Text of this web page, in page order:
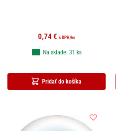
0,74 € s DPH /ks
Pridať do košíka
Na sklade: 31 ks